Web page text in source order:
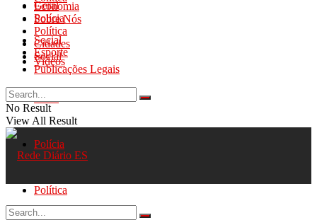
Sobre Nós
Social
Videos
Economia
Esporte
Geral
Polícia
Política
Geral
Polícia
Política
Cidades
Social
Publicações Legais
No Result
View All Result